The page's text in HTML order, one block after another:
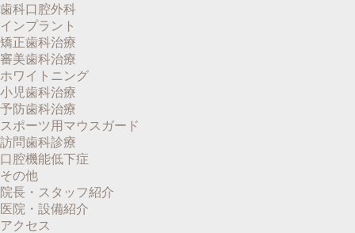
歯科口腔外科
インプラント
矯正歯科治療
審美歯科治療
ホワイトニング
小児歯科治療
予防歯科治療
スポーツ用マウスガード
訪問歯科診療
口腔機能低下症
その他
院長・スタッフ紹介
医院・設備紹介
アクセス